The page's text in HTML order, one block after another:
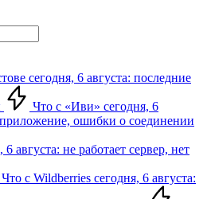
сегодня, 6 августа: последние
Что с «Иви» сегодня, 6
приложение, ошибки о соединении
августа: не работает сервер, нет
Что с Wildberries сегодня, 6 августа: